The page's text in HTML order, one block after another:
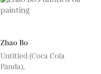
Zhao Bo
Untitled (Coca Cola
Panda),